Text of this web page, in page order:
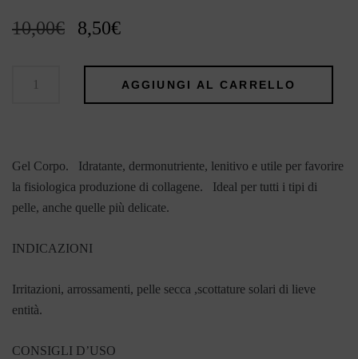
10,00€
Il
originale
10,00€.
8,50€Il
attuale
è:
8,50€.
AGGIUNGI AL CARRELLO
Gel Corpo. Idratante, dermonutriente, lenitivo e utile per favorire
la fisiologica produzione di collagene. Ideal per tutti i tipi di
pelle, anche quelle più delicate.
INDICAZIONI
Irritazioni, arrossamenti, pelle secca ,scottature solari di lieve
entità.
CONSIGLI D’USO